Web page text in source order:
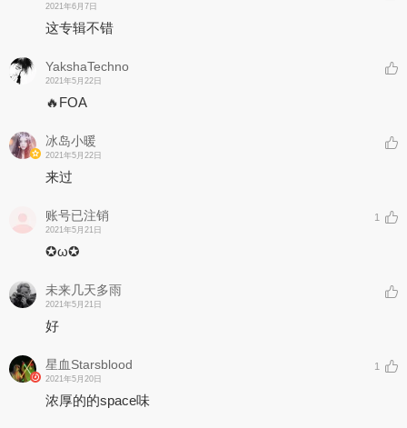
2021年6月7日
这专辑不错
YakshaTechno
2021年5月22日
🔥FOA
冰岛小暖
2021年5月22日
来过
账号已注销
2021年5月21日
1
✪ω✪
未来几天多雨
2021年5月21日
好
星血Starsblood
2021年5月20日
1
浓厚的的space味